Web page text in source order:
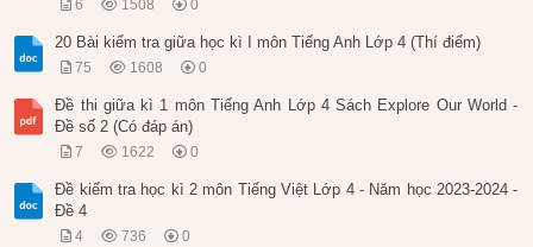
6 1508 0
20 Bài kiểm tra giữa học kì I môn Tiếng Anh Lớp 4 (Thí điểm)
75 1608 0
Đề thi giữa kì 1 môn Tiếng Anh Lớp 4 Sách Explore Our World -
Đề số 2 (Có đáp án)
7 1622 0
Đề kiểm tra học kì 2 môn Tiếng Việt Lớp 4 - Năm học 2023-2024 -
Đề 4
4 736 0